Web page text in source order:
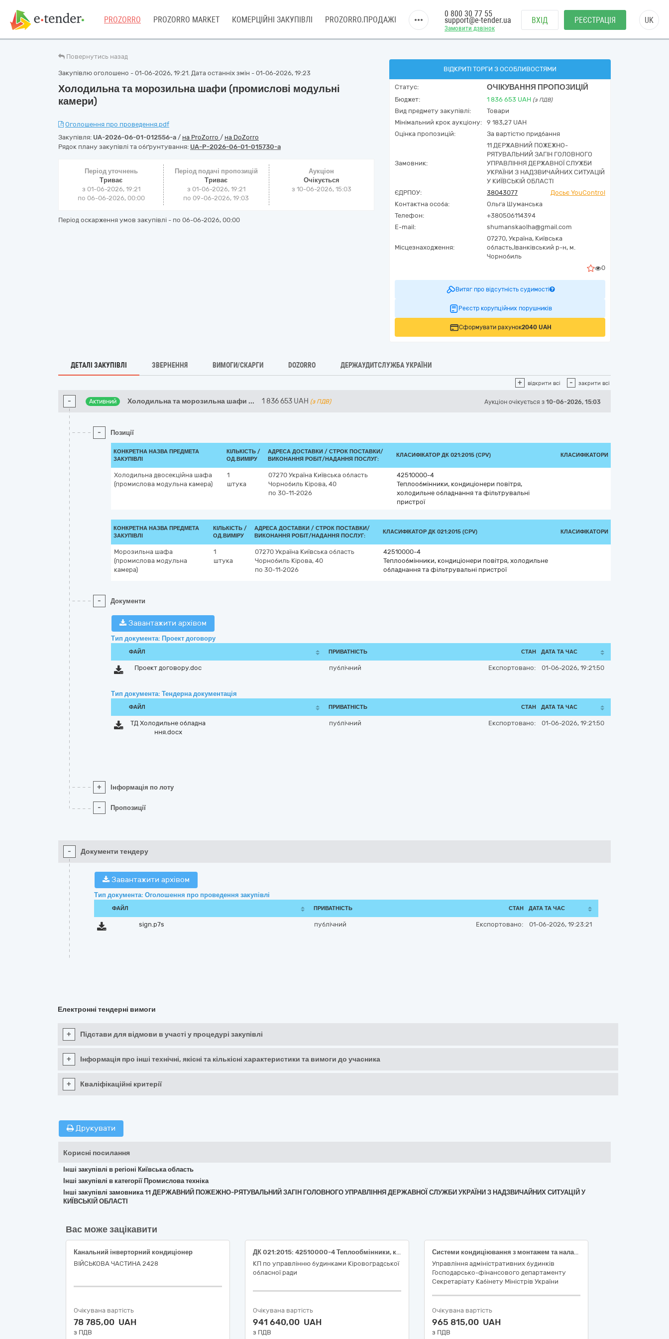
PROZORRO PROZORRO MARKET КОМЕРЦІЙНІ ЗАКУПІВЛІ PROZORRO.ПРОДАЖІ
Замовити дзвінок
0 800 30 77 55
support@e-tender.ua ВХІД РЕЄСТРАЦІЯ UK
Повернутись назад
Закупівлю оголошено - 01-06-2026, 19:21. Дата останніх змін - 01-06-2026, 19:23
Холодильна та морозильна шафи (промислові модульні
камери)
Оголошення про проведення.pdf
Закупівля: UA-2026-06-01-012556-a / на ProZorro / на DoZorro
Рядок плану закупівлі та обґрунтування: UA-P-2026-06-01-015730-a
Період уточнень
Триває
з 01-06-2026, 19:21
по 06-06-2026, 00:00
Період подачі пропозицій
Триває
з 01-06-2026, 19:21
по 09-06-2026, 19:03
Аукціон
Очікується
з 10-06-2026, 15:03
Період оскарження умов закупівлі - по 06-06-2026, 00:00
ВІДКРИТІ ТОРГИ З ОСОБЛИВОСТЯМИ
Статус: ОЧІКУВАННЯ ПРОПОЗИЦІЙ
Бюджет: 1 836 653 UAH (з ПДВ)
Вид предмету закупівлі:
Товари
Мінімальний крок аукціону:
9 183,27 UAH
Оцінка пропозицій:
За вартістю придбання
Замовник:
11 ДЕРЖАВНИЙ ПОЖЕЖНО-
РЯТУВАЛЬНИЙ ЗАГІН ГОЛОВНОГО
УПРАВЛІННЯ ДЕРЖАВНОЇ СЛУЖБИ
УКРАЇНИ З НАДЗВИЧАЙНИХ СИТУАЦІЙ
У КИЇВСЬКІЙ ОБЛАСТІ
ЄДРПОУ:
38043077
Досьє YouControl
Контактна особа:
Ольга Шуманська
Телефон:
+380506114394
E-mail:
shumanskaolha@gmail.com
Місцезнаходження:
07270, Україна, Київська
область,Іванківський р-н, м.
Чорнобиль
0
Витяг про відсутність судимості
Реєстр корупційних порушників
Сформувати рахунок2040 UAH
ДЕТАЛІ ЗАКУПІВЛІ ЗВЕРНЕННЯ ВИМОГИ/СКАРГИ DOZORRO ДЕРЖАУДИТСЛУЖБА УКРАЇНИ
+ відкрити всі - закрити всі
- Активний Холодильна та морозильна шафи ... 1 836 653 UAH (з ПДВ) Аукціон очікується з 10-06-2026, 15:03
- Позиції
КОНКРЕТНА НАЗВА ПРЕДМЕТА
ЗАКУПІВЛІ
КІЛЬКІСТЬ /
ОД.ВИМІРУ
АДРЕСА ДОСТАВКИ / СТРОК ПОСТАВКИ/
ВИКОНАННЯ РОБІТ/НАДАННЯ ПОСЛУГ:
КЛАСИФІКАТОР ДК 021:2015 (CPV) КЛАСИФІКАТОРИ
Холодильна двосекційна шафа
(промислова модульна камера)
1
штука
07270 Україна Київська область
Чорнобиль Кірова, 40
по 30-11-2026
42510000-4
Теплообмінники, кондиціонери повітря,
холодильне обладнання та фільтрувальні
пристрої
КОНКРЕТНА НАЗВА ПРЕДМЕТА
ЗАКУПІВЛІ
КІЛЬКІСТЬ /
ОД.ВИМІРУ
АДРЕСА ДОСТАВКИ / СТРОК ПОСТАВКИ/
ВИКОНАННЯ РОБІТ/НАДАННЯ ПОСЛУГ:
КЛАСИФІКАТОР ДК 021:2015 (CPV) КЛАСИФІКАТОРИ
Морозильна шафа
(промислова модульна
камера)
1
штука
07270 Україна Київська область
Чорнобиль Кірова, 40
по 30-11-2026
42510000-4
Теплообмінники, кондиціонери повітря, холодильне
обладнання та фільтрувальні пристрої
- Документи
Завантажити архівом
Тип документа: Проект договору
ФАЙЛ ПРИВАТНІСТЬ СТАН ДАТА ТА ЧАС
Проект договору.doc публічний Експортовано: 01-06-2026, 19:21:50
Тип документа: Тендерна документація
ФАЙЛ ПРИВАТНІСТЬ СТАН ДАТА ТА ЧАС
ТД Холодильне обладна
ння.docx
публічний Експортовано: 01-06-2026, 19:21:50
+ Інформація по лоту
- Пропозиції
- Документи тендеру
Завантажити архівом
Тип документа: Оголошення про проведення закупівлі
ФАЙЛ ПРИВАТНІСТЬ СТАН ДАТА ТА ЧАС
sign.p7s публічний Експортовано: 01-06-2026, 19:23:21
Електронні тендерні вимоги
+ Підстави для відмови в участі у процедурі закупівлі
+ Інформація про інші технічні, якісні та кількісні характеристики та вимоги до учасника
+ Кваліфікаційні критерії
Друкувати
Корисні посилання
Інші закупівлі в регіоні Київська область
Інші закупівлі в категорії Промислова техніка
Інші закупівлі замовника 11 ДЕРЖАВНИЙ ПОЖЕЖНО-РЯТУВАЛЬНИЙ ЗАГІН ГОЛОВНОГО УПРАВЛІННЯ ДЕРЖАВНОЇ СЛУЖБИ УКРАЇНИ З НАДЗВИЧАЙНИХ СИТУАЦІЙ У
КИЇВСЬКІЙ ОБЛАСТІ
Вас може зацікавити
Канальний інверторний кондиціонер
ВІЙСЬКОВА ЧАСТИНА 2428
Очікувана вартість
78 785,00 UAH
з ПДВ
ДК 021:2015: 42510000-4 Теплообмінники, кондиціонери повітря, холодильне обладнання та фільтрувальні пристрої (вентиляційне обладнання та кондиціонери)
КП по управлінню будинками Кіровоградської
обласної ради
Очікувана вартість
941 640,00 UAH
з ПДВ
Системи кондиціювання з монтажем та налагодженням
Управління адміністративних будинків
Господарсько-фінансового департаменту
Секретаріату Кабінету Міністрів України
Очікувана вартість
965 815,00 UAH
з ПДВ